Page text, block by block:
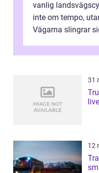
vanlig
inte om tempo,
Vägarna slingrar
31
12